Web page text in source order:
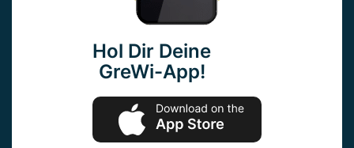
Hol Dir Deine
GreWi-App!